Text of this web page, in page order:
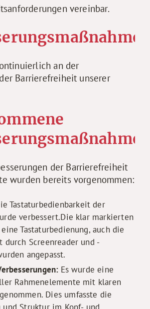
vereinbar.
an der
Barrierefreiheit unserer
der Barrierefreiheit
wurden bereits vorgenommen:
Tastaturbedienbarkeit der
verbessert.Die klar markierten
Tastaturbedienung, auch die
durch Screenreader und -
angepasst.
Es wurde eine
Rahmenelemente mit klaren
Dies umfasste die